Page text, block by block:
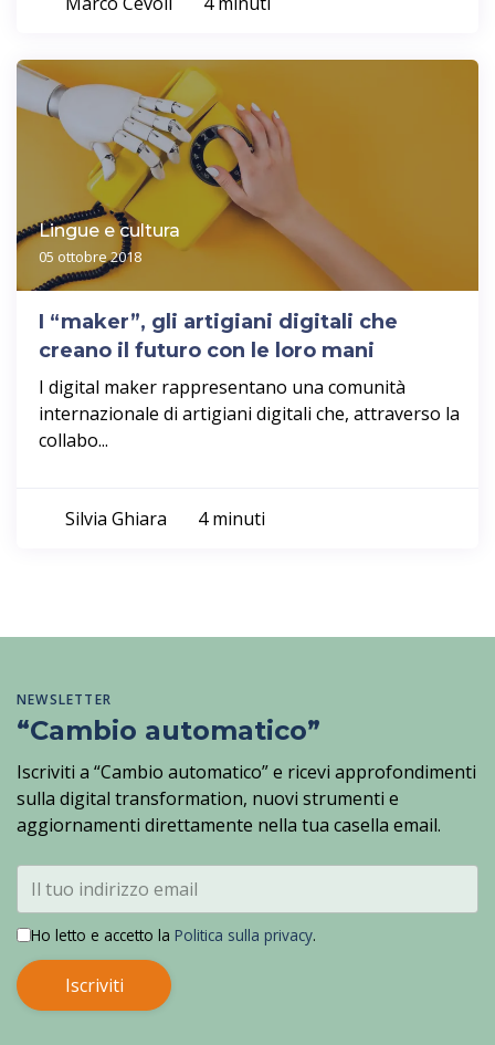
Lingue e cultura
05 ottobre 2018
I “maker”, gli artigiani digitali che
creano il futuro con le loro mani
I digital maker rappresentano una comunità
internazionale di artigiani digitali che, attraverso la
collabo...
Silvia Ghiara 4 minuti
NEWSLETTER
“Cambio automatico”
Iscriviti a “Cambio automatico” e ricevi approfondimenti
sulla digital transformation, nuovi strumenti e
aggiornamenti direttamente nella tua casella email.
Ho letto e accetto la Politica sulla privacy.
Iscriviti